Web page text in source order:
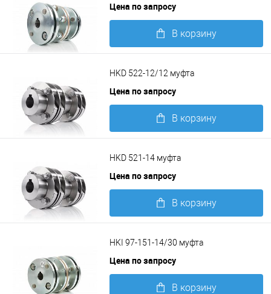
Цена по запросу
В корзину
HKD 522-12/12 муфта
Цена по запросу
В корзину
HKD 521-14 муфта
Цена по запросу
В корзину
HKI 97-151-14/30 муфта
Цена по запросу
В корзину